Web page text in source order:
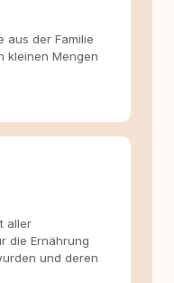
aus der Familie
kleinen Mengen
aller
die Ernährung
und deren